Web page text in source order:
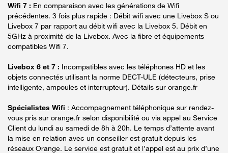
Wifi 7 : En comparaison avec les générations de Wifi
précédentes. 3 fois plus rapide : Débit wifi avec une Livebox S ou
Livebox 7 par rapport au débit wifi avec la Livebox 5. Débit en
5GHz à proximité de la Livebox. Avec la fibre et équipements
compatibles Wifi 7.
Livebox 6 et 7 : Incompatibles avec les téléphones HD et les
objets connectés utilisant la norme DECT-ULE (détecteurs, prise
intelligente, ampoules et interrupteur). Détails sur orange.fr
Spécialistes Wifi : Accompagnement téléphonique sur rendez-
vous pris sur orange.fr selon disponibilité ou via appel au Service
Client du lundi au samedi de 8h à 20h. Le temps d’attente avant
la mise en relation avec un conseiller est gratuit depuis les
réseaux Orange. Le service est gratuit et l’appel est au prix d’une